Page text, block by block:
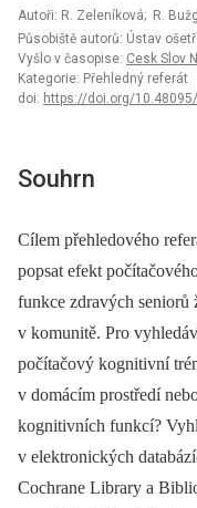
Autoři: R. Zeleníková; R.
Působiště autorů: Ústav
Vyšlo v časopise: Cesk Slov
Kategorie: Přehledný referát
doi: https://doi.org/
Souhrn
Cílem přehledového
popsat efekt
funkce zdravých seniorů
v komunitě. Pro
počítačový kognitivní
v domácím prostředí
kognitivních funkcí?
v elektronických
Cochrane Library a